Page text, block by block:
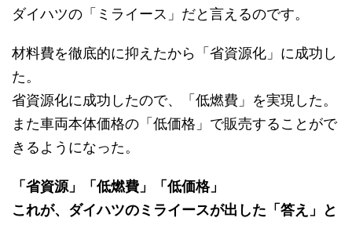
ダイハツの「ミライース」だと言えるのです。
材料費を徹底的に抑えたから「省資源化」に成功し
た。
省資源化に成功したので、「低燃費」を実現した。
また車両本体価格の「低価格」で販売することがで
きるようになった。
「省資源」「低燃費」「低価格」
これが、ダイハツのミライースが出した「答え」と